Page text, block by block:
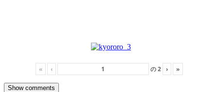
« ‹ の2 › »
Show comments